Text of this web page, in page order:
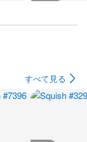
すべて見る